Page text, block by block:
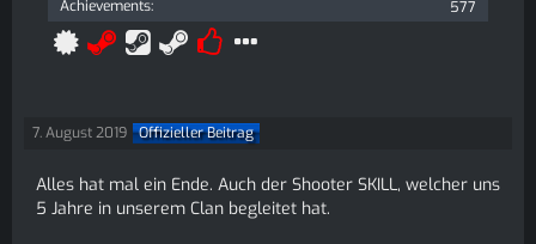
Achievements 577
7. August 2019 Offizieller Beitrag
Alles hat mal ein Ende. Auch der Shooter SKILL, welcher uns
5 Jahre in unserem Clan begleitet hat.